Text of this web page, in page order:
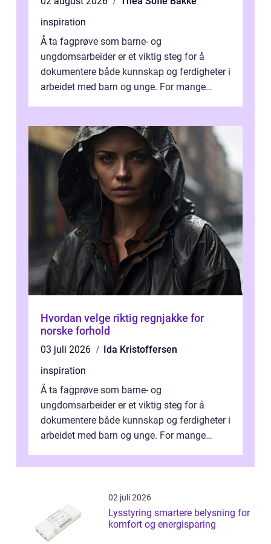
inspiration
Å ta fagprøve som barne- og
ungdomsarbeider er et viktig steg for å
dokumentere både kunnskap og ferdigheter i
arbeidet med barn og unge. For mange
Hvordan velge riktig regnjakke for
norske forhold
03 juli 2026
Ida Kristoffersen
inspiration
Å ta fagprøve som barne- og
ungdomsarbeider er et viktig steg for å
dokumentere både kunnskap og ferdigheter i
arbeidet med barn og unge. For mange
02 juli 2026
Lysstyring smartere belysning for
komfort og energisparing